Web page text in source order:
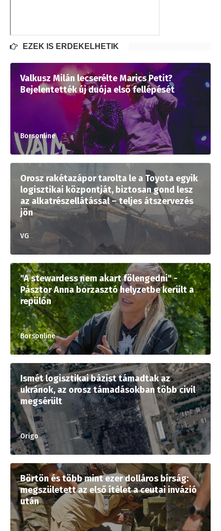
EZEK IS ÉRDEKELHETIK
Valkusz Milán lecserélte Marics Petit?
Bejelentették új duója első fellépését
Borsonline
Orosz rakétazápor tarolta le a Toyota egyik
logisztikai központját, biztosan gond lesz
az alkatrészellátással – teljes átszervezés
jön
VG
"A stewardess nem akart fölengedni" -
Pásztor Anna borzasztó helyzetbe került a
repülőn
Borsonline
Ismét logisztikai bázist támadtak az
ukránok, az orosz támadásokban több civil
megsérült
Origo
Börtön és több mint ezer dolláros bírság:
megszületett az első ítélet a ceutai invázió
után